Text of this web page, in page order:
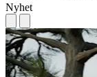
Nyhet